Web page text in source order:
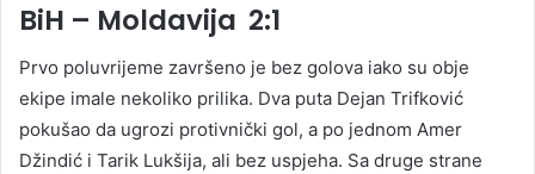
BiH – Moldavija 2:1
Prvo poluvrijeme završeno je bez golova iako su obje
ekipe imale nekoliko prilika. Dva puta Dejan Trifković
pokušao da ugrozi protivnički gol, a po jednom Amer
Džindić i Tarik Lukšija, ali bez uspjeha. Sa druge strane